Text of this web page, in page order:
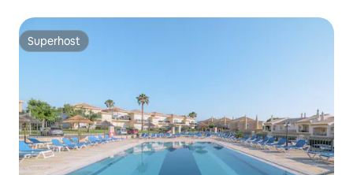
Superhost
Superhost